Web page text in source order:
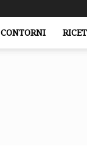
CONTORNI